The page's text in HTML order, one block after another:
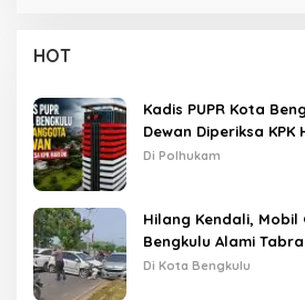
HOT
Kadis PUPR Kota
Dewan Diperiksa KPK
Di Polhukam
Hilang Kendali, Mobil
Bengkulu Alami
Lampu Merah
Di Kota Bengkulu